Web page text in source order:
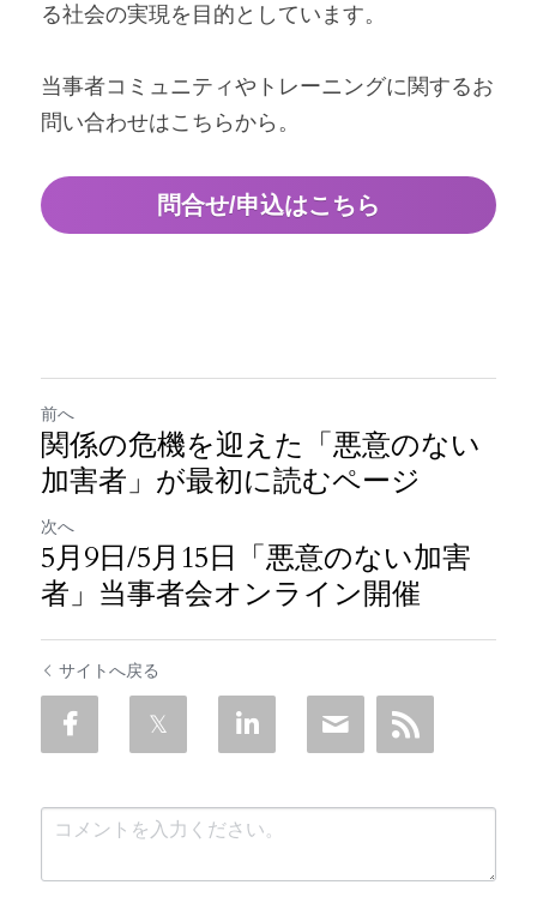
る社会の実現を目的としています。
当事者コミュニティやトレーニングに関するお
問い合わせはこちらから。
問合せ/申込はこちら
前へ
関係の危機を迎えた「悪意のない
加害者」が最初に読むページ
次へ
5月9日/5月15日「悪意のない加害
者」当事者会オンライン開催
サイトへ戻る